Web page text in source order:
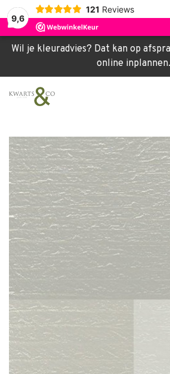
9,6
121 Reviews
Wil je kleuradvies? Dat kan op
online inplannen.